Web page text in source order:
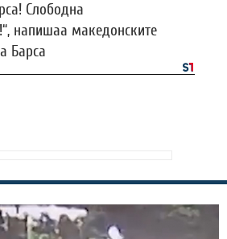
Слободна
напишаа македонските
Барса